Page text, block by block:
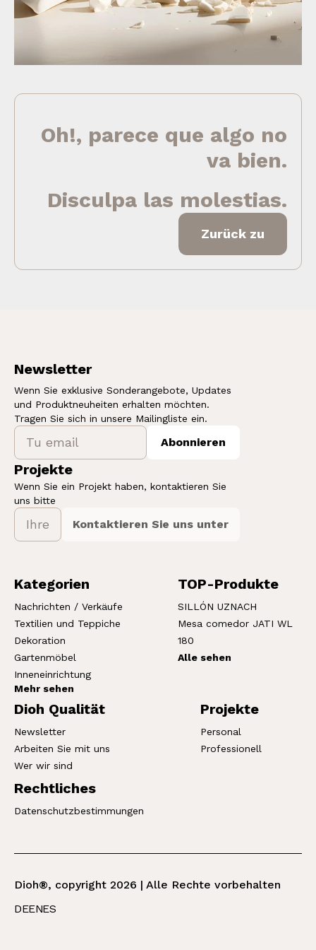
Oh!, parece que algo no
va bien.
Disculpa las molestias.
Zurück zu
Newsletter
Wenn Sie exklusive Sonderangebote, Updates
und Produktneuheiten erhalten möchten.
Tragen Sie sich in unsere Mailingliste ein.
Abonnieren
Projekte
Wenn Sie ein Projekt haben, kontaktieren Sie
uns bitte
Kontaktieren Sie uns unter
Kategorien
Nachrichten / Verkäufe
Textilien und Teppiche
Dekoration
Gartenmöbel
Inneneinrichtung
Mehr sehen
TOP-Produkte
SILLÓN UZNACH
Mesa comedor JATI WL
180
Alle sehen
Dioh Qualität
Newsletter
Arbeiten Sie mit uns
Wer wir sind
Projekte
Personal
Professionell
Rechtliches
Datenschutzbestimmungen
Dioh®, copyright 2026 | Alle Rechte vorbehalten
DEENES